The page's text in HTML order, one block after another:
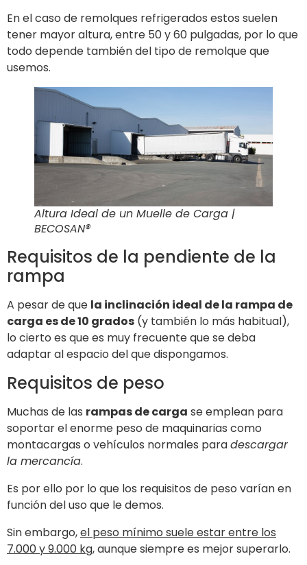
En el caso de remolques refrigerados estos suelen
tener mayor altura, entre 50 y 60 pulgadas, por lo que
todo depende también del tipo de remolque que
usemos.
Altura Ideal de un Muelle de Carga |
BECOSAN®
Requisitos de la pendiente de la
rampa
A pesar de que la inclinación ideal de la rampa de
carga es de 10 grados (y también lo más habitual),
lo cierto es que es muy frecuente que se deba
adaptar al espacio del que dispongamos.
Requisitos de peso
Muchas de las rampas de carga se emplean para
soportar el enorme peso de maquinarias como
montacargas o vehículos normales paradescargar
la mercancía.
Es por ello por lo que los requisitos de peso varían en
función del uso que le demos.
Sin embargo,el peso mínimo suele estar entre los
7.000 y 9.000 kg, aunque siempre es mejor superarlo.